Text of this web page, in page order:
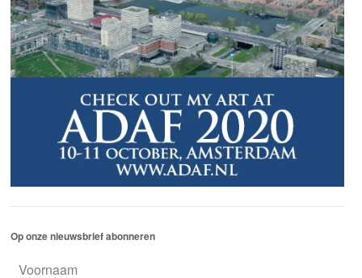
Op onze nieuwsbrief abonneren
Voornaam